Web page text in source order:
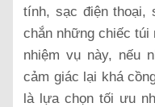
tính, sạc điện
chắn những chiếc túi
nhiệm vụ này, nếu
cảm giác lại khá
là lựa chọn tối ưu